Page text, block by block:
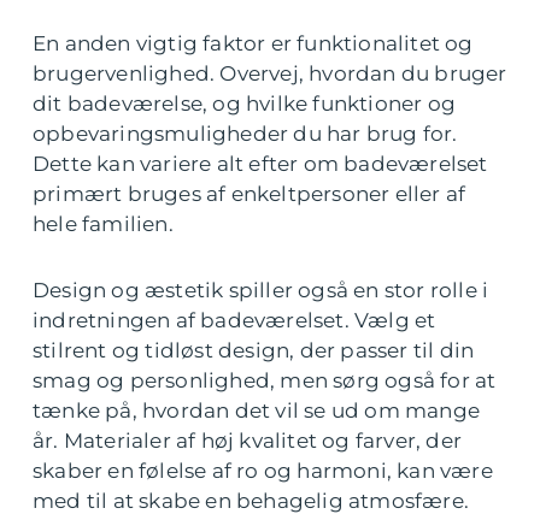
En anden vigtig faktor er funktionalitet og
brugervenlighed. Overvej, hvordan du bruger
dit badeværelse, og hvilke funktioner og
opbevaringsmuligheder du har brug for.
Dette kan variere alt efter om badeværelset
primært bruges af enkeltpersoner eller af
hele familien.
Design og æstetik spiller også en stor rolle i
indretningen af badeværelset. Vælg et
stilrent og tidløst design, der passer til din
smag og personlighed, men sørg også for at
tænke på, hvordan det vil se ud om mange
år. Materialer af høj kvalitet og farver, der
skaber en følelse af ro og harmoni, kan være
med til at skabe en behagelig atmosfære.